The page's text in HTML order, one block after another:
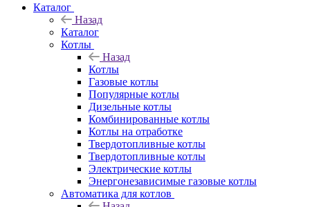
Каталог
Назад
Каталог
Котлы
Назад
Котлы
Газовые котлы
Популярные котлы
Дизельные котлы
Комбинированные котлы
Котлы на отработке
Твердотопливные котлы
Твердотопливные котлы
Электрические котлы
Энергонезависимые газовые котлы
Автоматика для котлов